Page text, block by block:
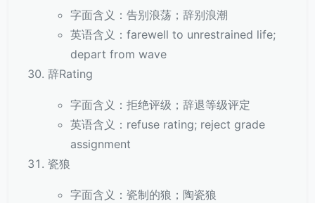
字面含义：告别浪荡；辞别浪潮
英语含义：farewell to unrestrained life;
depart from wave
辞Rating
字面含义：拒绝评级；辞退等级评定
英语含义：refuse rating; reject grade
assignment
瓷狼
字面含义：瓷制的狼；陶瓷狼